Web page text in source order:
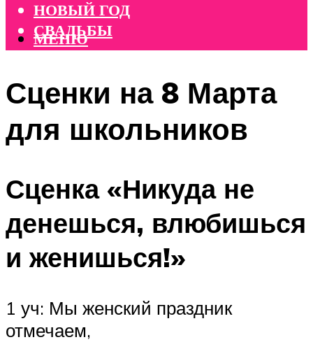
НОВЫЙ ГОД
СВАДЬБЫ
МЕНЮ
Сценки на 8 Марта
для школьников
Сценка «Никуда не
денешься, влюбишься
и женишься!»
1 уч: Мы женский праздник
отмечаем,